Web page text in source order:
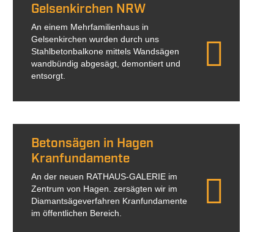
Gelsenkirchen NRW
An einem Mehrfamilienhaus in
Gelsenkirchen wurden durch uns
Stahlbetonbalkone mittels Wandsägen
wandbündig abgesägt, demontiert und
entsorgt.
Betonsägen in Hagen
Kranfundamente
An der neuen RATHAUS-GALERIE im
Zentrum von Hagen. zersägten wir im
Diamantsägeverfahren Kranfundamente
im öffentlichen Bereich.